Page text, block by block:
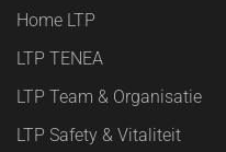
Home LTP
LTP TENEA
LTP Team & Organisatie
LTP Safety & Vitaliteit